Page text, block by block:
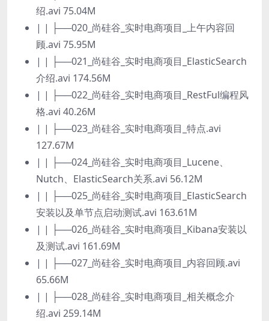
绍.avi 75.04M
| | ├──020_尚硅谷_实时电商项目_上午内容回
顾.avi 75.95M
| | ├──021_尚硅谷_实时电商项目_ElasticSearch
介绍.avi 174.56M
| | ├──022_尚硅谷_实时电商项目_RestFul编程风
格.avi 40.26M
| | ├──023_尚硅谷_实时电商项目_特点.avi
127.67M
| | ├──024_尚硅谷_实时电商项目_Lucene、
Nutch、ElasticSearch关系.avi 56.12M
| | ├──025_尚硅谷_实时电商项目_ElasticSearch
安装以及单节点启动测试.avi 163.61M
| | ├──026_尚硅谷_实时电商项目_Kibana安装以
及测试.avi 161.69M
| | ├──027_尚硅谷_实时电商项目_内容回顾.avi
65.66M
| | ├──028_尚硅谷_实时电商项目_相关概念介
绍.avi 259.14M